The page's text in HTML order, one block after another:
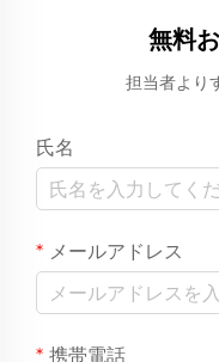
無料
担当者より
氏名
メールアドレス
携帯電話